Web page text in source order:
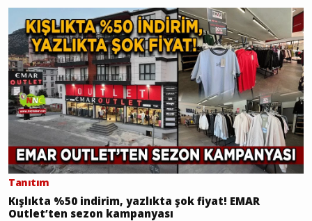
Tanıtım
Kışlıkta %50 indirim, yazlıkta şok fiyat! EMAR
Outlet’ten sezon kampanyası